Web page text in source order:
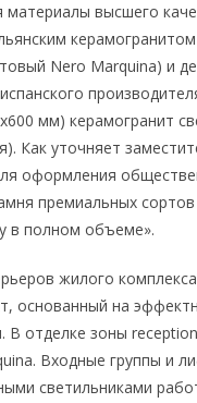
материалы высшего
Nero Marquina) и
мм) керамогранит
Как уточняет
оформления
премиальных
в полном объеме».
жилого
основанный на
В отделке зоны
Входные группы и
светильниками